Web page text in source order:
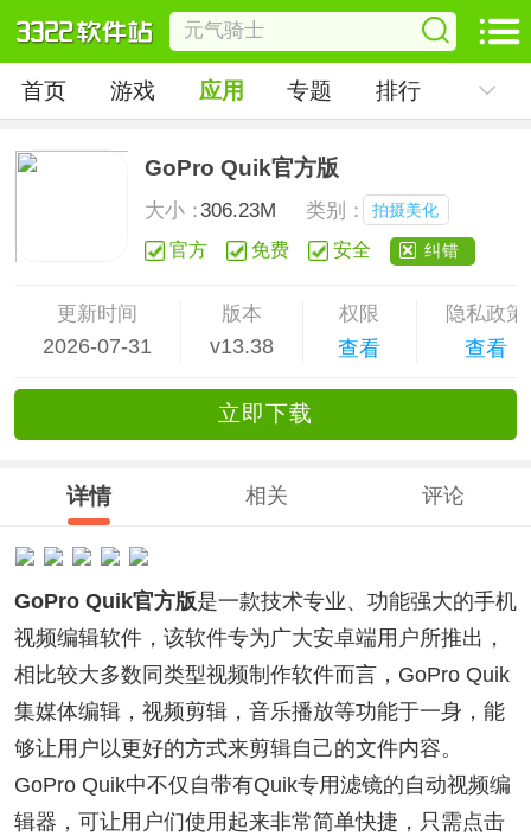
首页 游戏 应用 专题 排行
GoPro Quik官方版
大小：306.23M 类别： 拍摄美化
官方 免费 安全 纠错
更新时间
2026-07-31
版本
v13.38
权限
查看
隐私政策
查看
立即下载
详情 相关 评论
GoPro Quik官方版是一款技术专业、功能强大的手机
视频编辑软件，该软件专为广大安卓端用户所推出，
相比较大多数同类型视频制作软件而言，GoPro Quik
集媒体编辑，视频剪辑，音乐播放等功能于一身，能
够让用户以更好的方式来剪辑自己的文件内容。
GoPro Quik中不仅自带有Quik专用滤镜的自动视频编
辑器，可让用户们使用起来非常简单快捷，只需点击